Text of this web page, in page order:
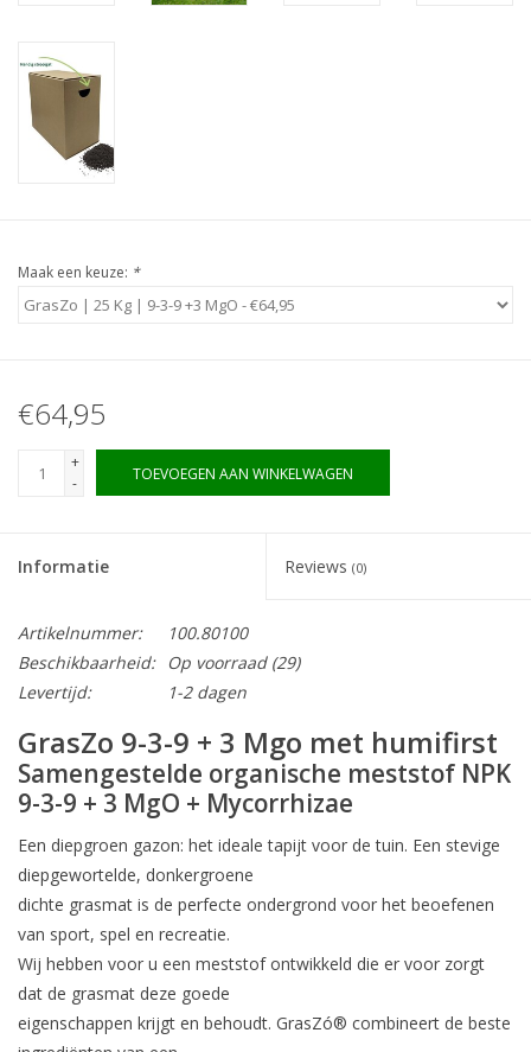
Nieuws
Treeportleden:
Maak een keuze: *
€64,95
+
-
TOEVOEGEN AAN WINKELWAGEN
Informatie Reviews (0)
Artikelnummer:
100.80100
Beschikbaarheid:
Op voorraad(29)
Levertijd:
1-2 dagen
GrasZo 9-3-9 + 3 Mgo met humifirst
Samengestelde organische meststof NPK
9-3-9 + 3 MgO + Mycorrhizae
Een diepgroen gazon: het ideale tapijt voor de tuin. Een stevige
diepgewortelde, donkergroene
dichte grasmat is de perfecte ondergrond voor het beoefenen
van sport, spel en recreatie.
Wij hebben voor u een meststof ontwikkeld die er voor zorgt
dat de grasmat deze goede
eigenschappen krijgt en behoudt. GrasZó® combineert de beste